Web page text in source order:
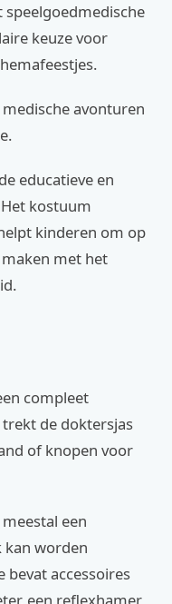
keuze voor
avonturen
educatieve en
kostuum
kinderen om op
met het
compleet
de doktersjas
of knopen voor
een
kan worden
accessoires